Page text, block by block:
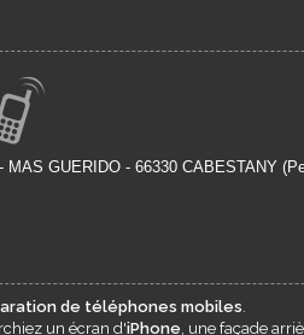
MAS GUERIDO - 66330 CABESTANY
de téléphones mobiles.
un écran d'iPhone, une façade